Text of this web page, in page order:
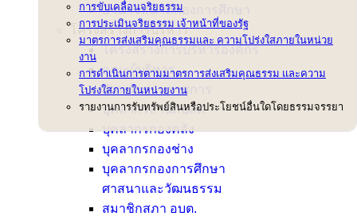
อำนาจหน้าที่กองการศึกษา
โครงสร้างการบริหาร
โครงสร้างการบริหารองค์กร
คณะผู้บริหาร
หัวหน้าส่วนราชการ
บุคลากรสำนักปลัด
บุคลากรกองคลัง
บุคลากรกองช่าง
บุคลากรกองการศึกษา
ศาสนาและวัฒนธรรม
สมาชิกสภา อบต.
การขับเคลื่อนจริยธรรม
การประเมินจริยธรรม เจ้าหน้าที่ของรัฐ
มาตรการส่งเสริมคุณธรรมและ ความโปร่งใสภายในหน่วย
งาน
การดำเนินการตามมาตรการส่งเสริมคุณธรรม และความ
โปร่งใสภายในหน่วยงาน
รายงานการรับทรัพย์สินหรือประโยชน์อื่นใดโดยธรรมจรรยา